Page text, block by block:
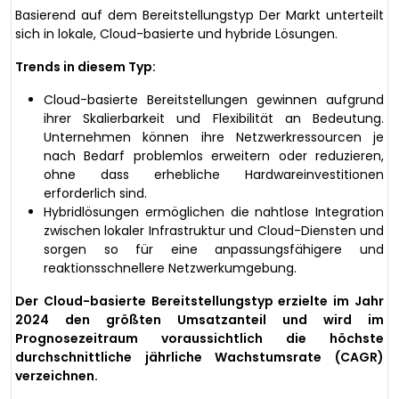
Basierend auf dem Bereitstellungstyp Der Markt unterteilt
sich in lokale, Cloud-basierte und hybride Lösungen.
Trends in diesem Typ:
Cloud-basierte Bereitstellungen gewinnen aufgrund
ihrer Skalierbarkeit und Flexibilität an Bedeutung.
Unternehmen können ihre Netzwerkressourcen je
nach Bedarf problemlos erweitern oder reduzieren,
ohne dass erhebliche Hardwareinvestitionen
erforderlich sind.
Hybridlösungen ermöglichen die nahtlose Integration
zwischen lokaler Infrastruktur und Cloud-Diensten und
sorgen so für eine anpassungsfähigere und
reaktionsschnellere Netzwerkumgebung.
Der Cloud-basierte Bereitstellungstyp erzielte im Jahr
2024 den größten Umsatzanteil und wird im
Prognosezeitraum voraussichtlich die höchste
durchschnittliche jährliche Wachstumsrate (CAGR)
verzeichnen.